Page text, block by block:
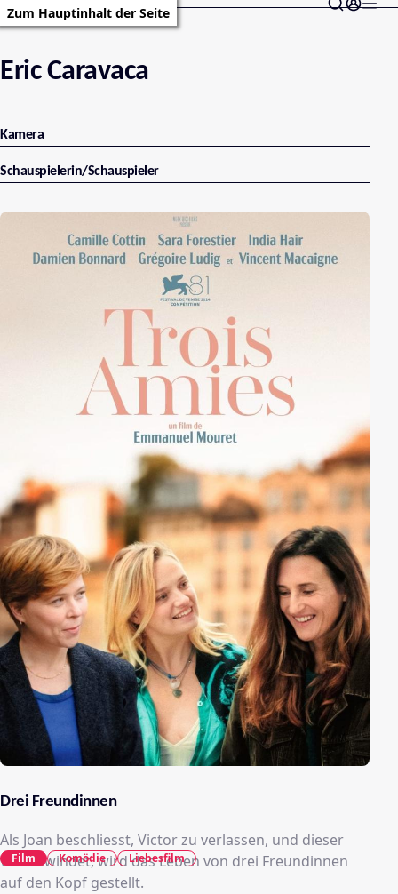
Zum Hauptinhalt der Seite
Eric Caravaca
Kamera
Schauspielerin/Schauspieler
Drei Freundinnen
Als Joan beschliesst, Victor zu verlassen, und dieser
verschwindet, wird das Leben von drei Freundinnen
auf den Kopf gestellt.
Film Komödie Liebesfilm